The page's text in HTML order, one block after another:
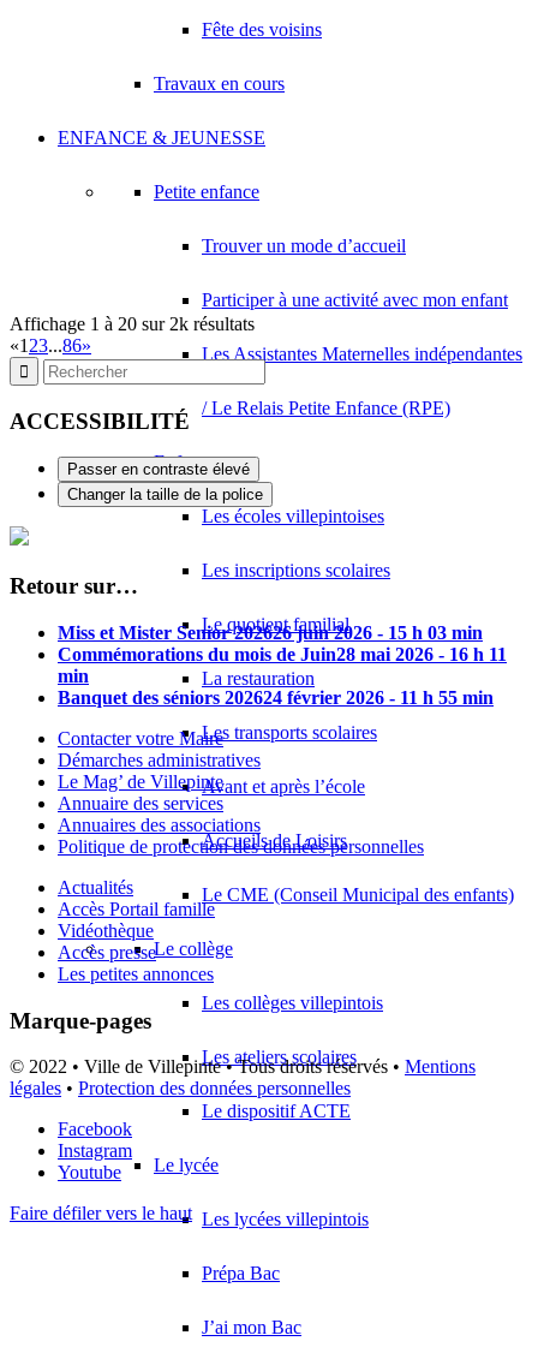
Fête des voisins
Travaux en cours
ENFANCE & JEUNESSE
Petite enfance
Trouver un mode d’accueil
Participer à une activité avec mon enfant
Les Assistantes Maternelles indépendantes
/ Le Relais Petite Enfance (RPE)
Enfance
Les écoles villepintoises
Les inscriptions scolaires
Le quotient familial
La restauration
Les transports scolaires
Avant et après l’école
Accueils de Loisirs
Le CME (Conseil Municipal des enfants)
Le collège
Les collèges villepintois
Les ateliers scolaires
Le dispositif ACTE
Le lycée
Les lycées villepintois
Prépa Bac
J’ai mon Bac
Affichage 1 à 20 sur 2k résultats
«1 23...86»
ACCESSIBILITÉ
Passer en contraste élevé
Changer la taille de la police
Retour sur…
Miss et Mister Senior 202626 juin 2026 - 15 h 03 min
Commémorations du mois de Juin28 mai 2026 - 16 h 11
min
Banquet des séniors 202624 février 2026 - 11 h 55 min
Contacter votre Maire
Démarches administratives
Le Mag’ de Villepinte
Annuaire des services
Annuaires des associations
Politique de protection des données personnelles
Actualités
Accès Portail famille
Vidéothèque
Accès presse
Les petites annonces
Marque-pages
© 2022 • Ville de Villepinte • Tous droits réservés • Mentions
légales • Protection des données personnelles
Facebook
Instagram
Youtube
Faire défiler vers le haut